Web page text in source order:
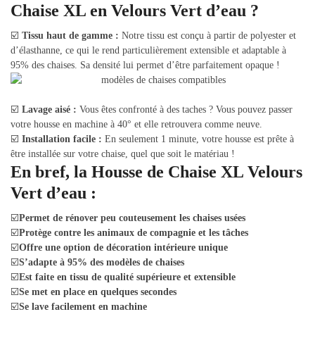
Chaise XL en Velours Vert d’eau ?
☑️ Tissu haut de gamme : Notre tissu est conçu à partir de polyester et
d’élasthanne, ce qui le rend particulièrement extensible et adaptable à
95% des chaises. Sa densité lui permet d’être parfaitement opaque !
☑️ Lavage aisé : Vous êtes confronté à des taches ? Vous pouvez passer
votre housse en machine à 40° et elle retrouvera comme neuve.
☑️ Installation facile : En seulement 1 minute, votre housse est prête à
être installée sur votre chaise, quel que soit le matériau !
En bref, la Housse de Chaise XL Velours
Vert d’eau :
☑️Permet de rénover peu couteusement les chaises usées
☑️Protège contre les animaux de compagnie et les tâches
☑️Offre une option de décoration intérieure unique
☑️S’adapte à 95% des modèles de chaises
☑️Est faite en tissu de qualité supérieure et extensible
☑️Se met en place en quelques secondes
☑️Se lave facilement en machine